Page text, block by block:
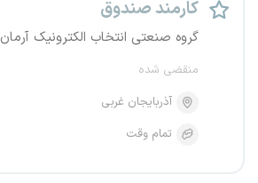
کارمند صندوق
گروه صنعتی انتخاب الکترونیک آرمان
منقضی شده
آذربایجان غربی
تمام وقت